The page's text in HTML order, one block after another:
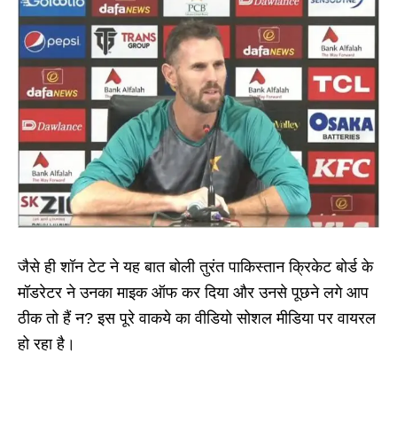
जैसे ही शॉन टेट ने यह बात बोली तुरंत पाकिस्तान क्रिकेट बोर्ड के
मॉडरेटर ने उनका माइक ऑफ कर दिया और उनसे पूछने लगे आप
ठीक तो हैं न? इस पूरे वाकये का वीडियो सोशल मीडिया पर वायरल
हो रहा है।